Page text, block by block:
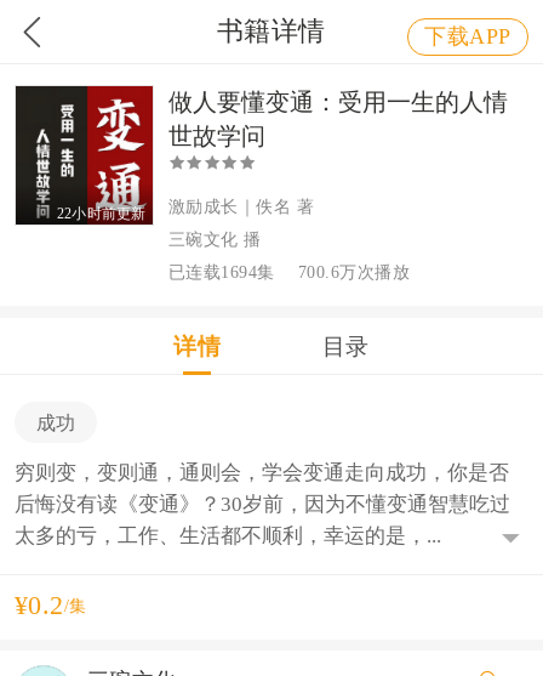
书籍详情 下载APP
22小时前更新
做人要懂变通：受用一生的人情
世故学问
激励成长｜佚名 著
三碗文化 播
已连载1694集
700.6万次播放
详情 目录
成功
穷则变，变则通，通则会，学会变通走向成功，你是否
后悔没有读《变通》？30岁前，因为不懂变通智慧吃过
太多的亏，工作、生活都不顺利，幸运的是，...
¥0.2/集